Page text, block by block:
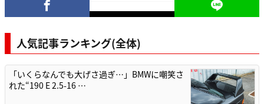
人気記事ランキング(全体)
「いくらなんでも大げさ過ぎ…」BMWに嘲笑さ
れた“190 E 2.5-16 …